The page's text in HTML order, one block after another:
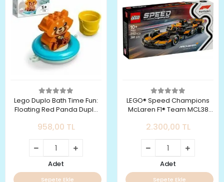
Lego Duplo Bath Time Fun:
Floating Red Panda Duplo
Yüzen Kırmızı Panda 10964
958,00 TL
Adet
Sepete Ekle
LEGO® Speed Champions
McLaren F1® Team MCL38
2.300,00 TL
Adet
Sepete Ekle